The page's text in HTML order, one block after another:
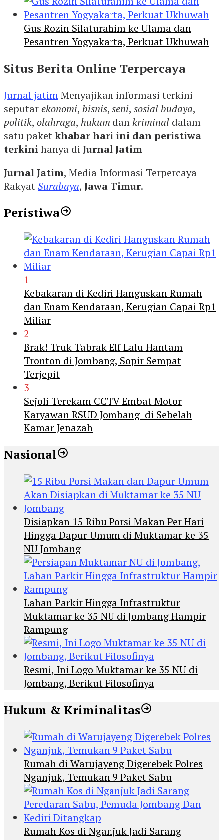
Gus Rozin Silaturahim ke Ulama dan
Pesantren Yogyakarta, Perkuat Ukhuwah
Situs Berita Online Terpercaya
Jurnal jatimMenyajikan informasi terkini
seputarekonomi, bisnis, seni, sosial budaya,
politik, olahraga, hukum dankriminal dalam
satu paketkhabar hari ini dan peristiwa
terkinihanya di Jurnal Jatim
Jurnal Jatim, Media Informasi Terpercaya
RakyatSurabaya, Jawa Timur.
Peristiwa
1
Kebakaran di Kediri Hanguskan Rumah
dan Enam Kendaraan, Kerugian Capai Rp1
Miliar
2
Brak! Truk Tabrak Elf Lalu Hantam
Tronton di Jombang, Sopir Sempat
Terjepit
3
Sejoli Terekam CCTV Embat Motor
Karyawan RSUD Jombang di Sebelah
Kamar Jenazah
Nasional
Disiapkan 15 Ribu Porsi Makan Per Hari
Hingga Dapur Umum di Muktamar ke 35
NU Jombang
Lahan Parkir Hingga Infrastruktur
Muktamar ke 35 NU di Jombang Hampir
Rampung
Resmi, Ini Logo Muktamar ke 35 NU di
Jombang, Berikut Filosofinya
Hukum & Kriminalitas
Rumah di Warujayeng Digerebek Polres
Nganjuk, Temukan 9 Paket Sabu
Rumah Kos di Nganjuk Jadi Sarang